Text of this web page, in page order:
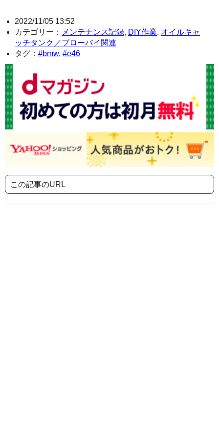
2022/11/05 13:52
カテゴリー：
メンテナンス記録, DIY作業, オイルキャ
ッチタンク／ブローバイ関連
タグ： #bmw, #e46
この記事のURL